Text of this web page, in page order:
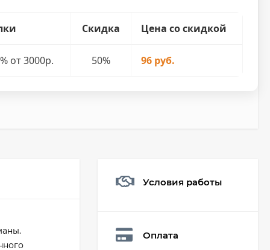
Скидка Цена со скидкой
от 3000р. 50% 96 руб.
Условия работы
Оплата
19₽